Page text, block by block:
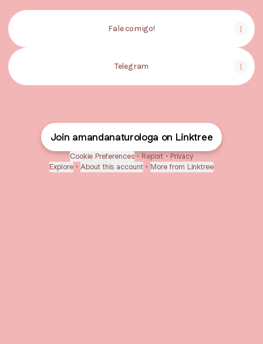
Fale comigo!
Telegram
Join amandanaturologa on Linktree
Cookie Preferences • Report • Privacy
Explore • About this account • More from Linktree